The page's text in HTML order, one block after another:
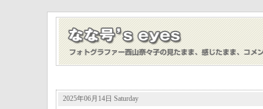
2025年06月14日 Saturday